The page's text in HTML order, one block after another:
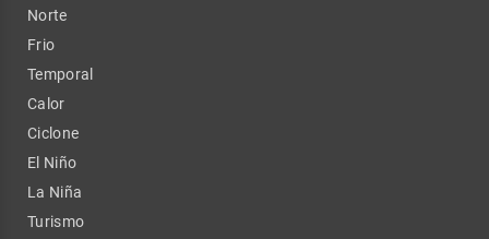
Norte
Frio
Temporal
Calor
Ciclone
El Niño
La Niña
Turismo